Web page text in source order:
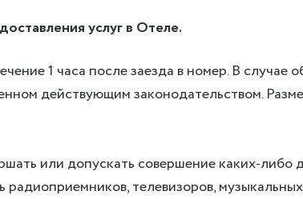
услуг в Отеле.
1 часа после заезда в номер. В
действующим законодательством.
или допускать совершение каких-либо
телевизоров,